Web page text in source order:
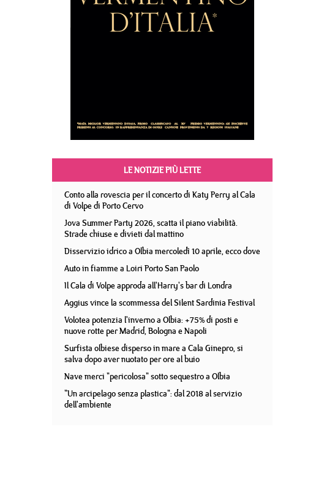
LE NOTIZIE PIÙ LETTE
Conto alla rovescia per il concerto di Katy Perry al Cala
di Volpe di Porto Cervo
Jova Summer Party 2026, scatta il piano viabilità.
Strade chiuse e divieti dal mattino
Disservizio idrico a Olbia mercoledì 10 aprile, ecco dove
Auto in fiamme a Loiri Porto San Paolo
Il Cala di Volpe approda all'Harry's bar di Londra
Aggius vince la scommessa del Silent Sardinia Festival
Volotea potenzia l'inverno a Olbia: +75% di posti e
nuove rotte per Madrid, Bologna e Napoli
Surfista olbiese disperso in mare a Cala Ginepro, si
salva dopo aver nuotato per ore al buio
Nave merci "pericolosa" sotto sequestro a Olbia
"Un arcipelago senza plastica": dal 2018 al servizio
dell'ambiente